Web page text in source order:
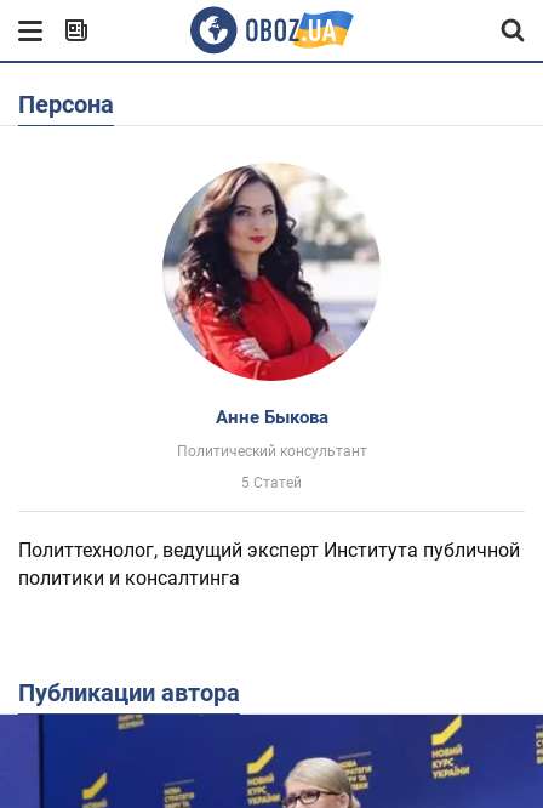
Персона
Анне Быкова
Политический консультант
5 Статей
Политтехнолог, ведущий эксперт Института публичной
политики и консалтинга
Публикации автора